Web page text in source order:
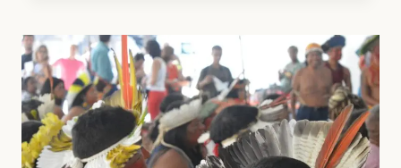
MODERNEN
AKTIVISTEN:
DIE
IKONISCHEN
FÜHRUNGSPERSÖNLICHKEITEN
INDIGENER
VÖLKER